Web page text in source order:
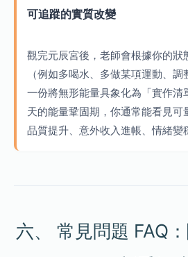
可追蹤的實質改變
觀完元辰宮後，老師會根據你的狀
（例如多喝水、多做某項運動、
一份將無形能量具象化為「實作清
天的能量鞏固期，你通常能看見可
品質提升、意外收入進帳、情緒變
六、 常見問題 FAQ